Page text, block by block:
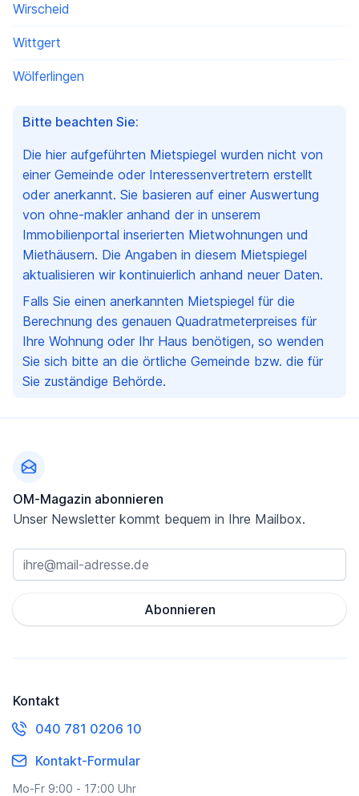
Bitte beachten Sie:
Die hier aufgeführten Mietspiegel wurden nicht von
einer Gemeinde oder Interessenvertretern erstellt
oder anerkannt. Sie basieren auf einer Auswertung
von ohne-makler anhand der in unserem
Immobilienportal inserierten Mietwohnungen und
Miethäusern. Die Angaben in diesem Mietspiegel
aktualisieren wir kontinuierlich anhand neuer Daten.
Falls Sie einen anerkannten Mietspiegel für die
Berechnung des genauen Quadratmeterpreises für
Ihre Wohnung oder Ihr Haus benötigen, so wenden
Sie sich bitte an die örtliche Gemeinde bzw. die für
Sie zuständige Behörde.
Wirscheid
Wittgert
Wölferlingen
OM-Magazin abonnieren
Unser Newsletter kommt bequem in Ihre Mailbox.
Abonnieren
Kontakt
040 781 0206 10
Kontakt-Formular
Mo-Fr 9:00 - 17:00 Uhr